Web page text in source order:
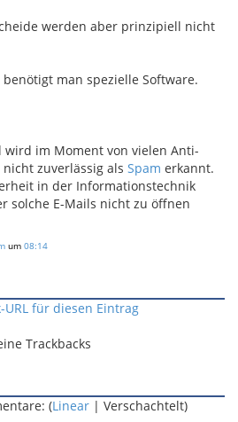
werden aber prinzipiell nicht
man spezielle Software.
wird im Moment von vielen Anti-
zuverlässig als Spam erkannt.
in der Informationstechnik
solche E-Mails nicht zu öffnen
um 08:14
URL für diesen Eintrag
Trackbacks
(Linear| Verschachtelt)